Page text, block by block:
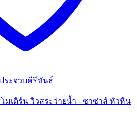
ระจวบคีรีขันธ์
มเดิร์น วิวสระว่ายน้ำ - ซาซ่าส์ หัวหิน